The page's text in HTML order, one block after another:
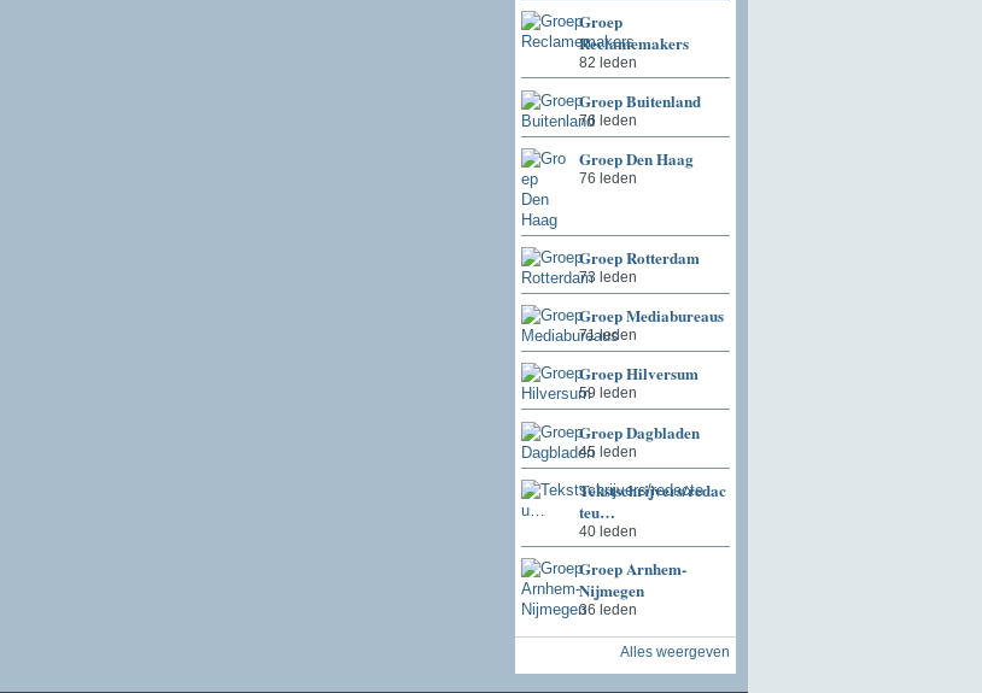
Groep
Reclamemakers
82 leden
Groep Buitenland
76 leden
Groep Den Haag
76 leden
Groep Rotterdam
73 leden
Groep Mediabureaus
71 leden
Groep Hilversum
59 leden
Groep Dagbladen
45 leden
Tekstschrijvers/redac
teu…
40 leden
Groep Arnhem-
Nijmegen
36 leden
Alles weergeven